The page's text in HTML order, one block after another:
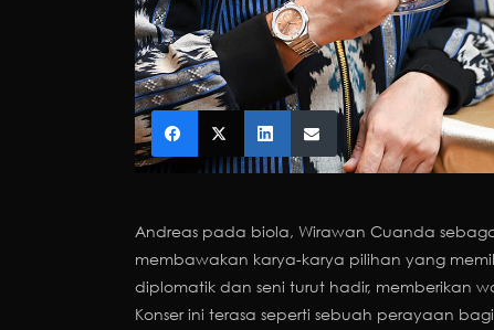
Andreas pada biola, Wirawan Cuanda
membawakan karya-karya pilihan yang
diplomatik dan seni turut hadir, memberikan
Konser ini terasa seperti sebuah perayaan